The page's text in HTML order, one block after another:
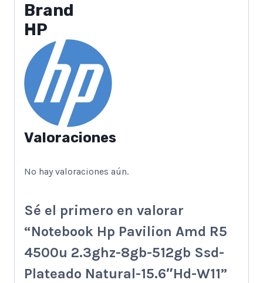
Brand
HP
Valoraciones
No hay valoraciones aún.
Sé el primero en valorar
“Notebook Hp Pavilion Amd R5
4500u 2.3ghz-8gb-512gb Ssd-
Plateado Natural-15.6″Hd-W11”